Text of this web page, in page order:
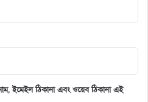
ইমেইল ঠিকানা এবং ওয়েব ঠিকানা এই